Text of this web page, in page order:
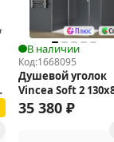
В наличии
Код:1668095
Душевой уголок
Vincea Soft 2
VSR-3SO28013CL
35 380 ₽